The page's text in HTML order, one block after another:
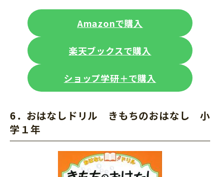
Amazonで購入
楽天ブックスで購入
ショップ学研＋で購入
6．おはなしドリル きもちのおはなし 小
学１年